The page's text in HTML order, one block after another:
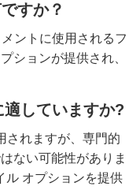
すか？
ントに使用されるフ
ションが提供され、
していますか?
されますが、専門的
ない可能性がありま
ル オプションを提供